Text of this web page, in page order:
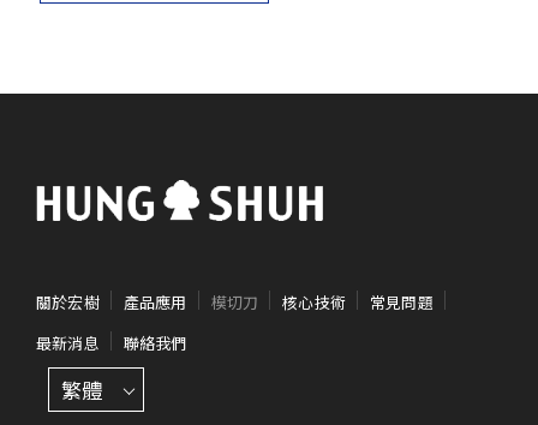
關於宏樹 產品應用 模切刀 核心技術
常見問題
最新消息
聯絡我們
繁體